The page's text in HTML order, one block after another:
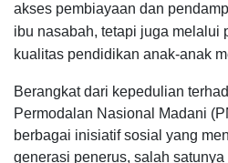
akses pembiayaan dan
ibu nasabah, tetapi juga melalui
kualitas pendidikan anak-anak
Berangkat dari kepedulian
Permodalan Nasional Madani
berbagai inisiatif sosial yang
generasi penerus, salah